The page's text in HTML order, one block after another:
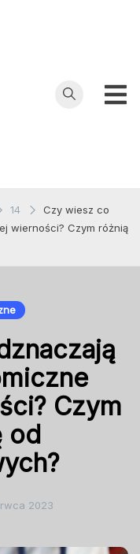
14
Czy wiesz co
wierności? Czym różnią
Czym
od
2023